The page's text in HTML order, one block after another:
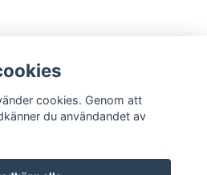
cookies. Genom att
du användandet av